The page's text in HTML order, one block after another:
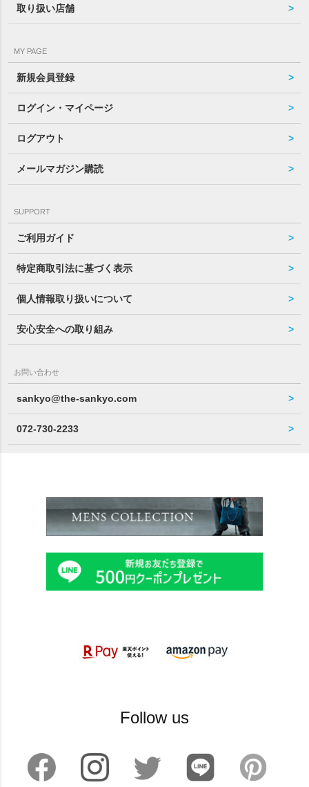
取り扱い店舗
MY PAGE
新規会員登録
ログイン・マイページ
ログアウト
メールマガジン購読
SUPPORT
ご利用ガイド
特定商取引法に基づく表示
個人情報取り扱いについて
安心安全への取り組み
お問い合わせ
sankyo@the-sankyo.com
072-730-2233
Follow us